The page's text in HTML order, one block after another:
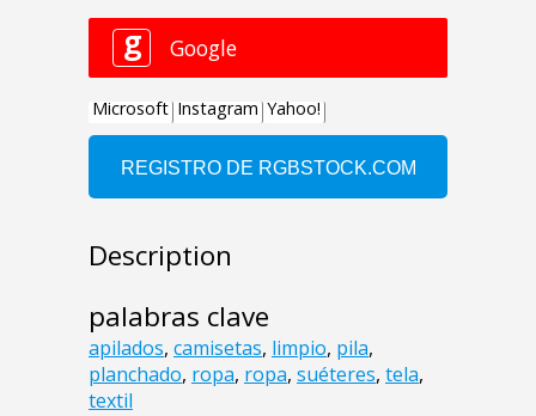
Description
palabras clave
apilados, camisetas, limpio, pila,
planchado, ropa, ropa, suéteres, tela,
textil